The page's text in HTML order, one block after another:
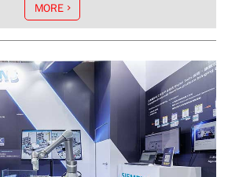
MORE